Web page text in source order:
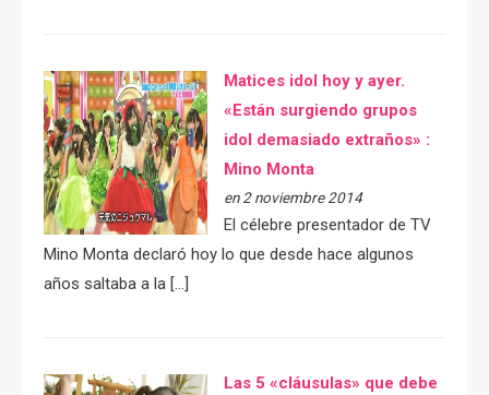
Matices idol hoy y ayer.
«Están surgiendo grupos
idol demasiado extraños» :
Mino Monta
en 2 noviembre 2014
El célebre presentador de TV
Mino Monta declaró hoy lo que desde hace algunos
años saltaba a la […]
Las 5 «cláusulas» que debe